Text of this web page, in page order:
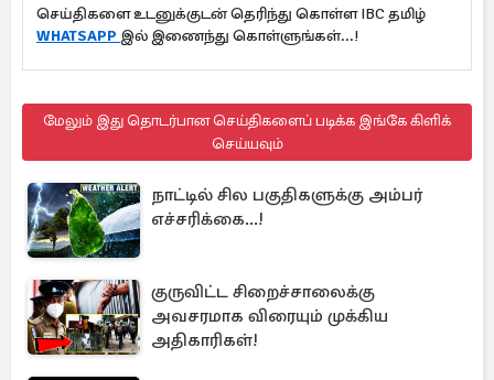
செய்திகளை உடனுக்குடன் தெரிந்து கொள்ள IBC தமிழ்
WHATSAPP இல் இணைந்து கொள்ளுங்கள்...!
மேலும் இது தொடர்பான செய்திகளைப் படிக்க இங்கே கிளிக்
செய்யவும்
நாட்டில் சில பகுதிகளுக்கு அம்பர்
எச்சரிக்கை...!
குருவிட்ட சிறைச்சாலைக்கு
அவசரமாக விரையும் முக்கிய
அதிகாரிகள்!